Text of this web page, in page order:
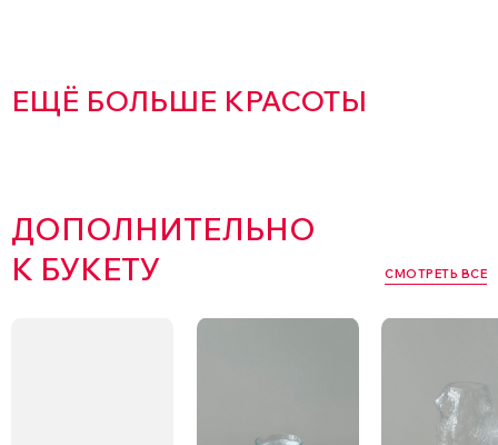
ЕЩЁ БОЛЬШЕ КРАСОТЫ
ДОПОЛНИТЕЛЬНО
К БУКЕТУ
СМОТРЕТЬ ВСЕ